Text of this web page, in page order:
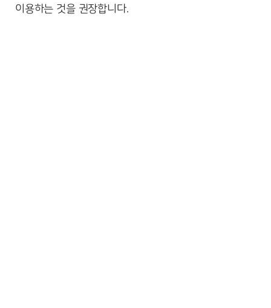
이용하는 것을 권장합니다.